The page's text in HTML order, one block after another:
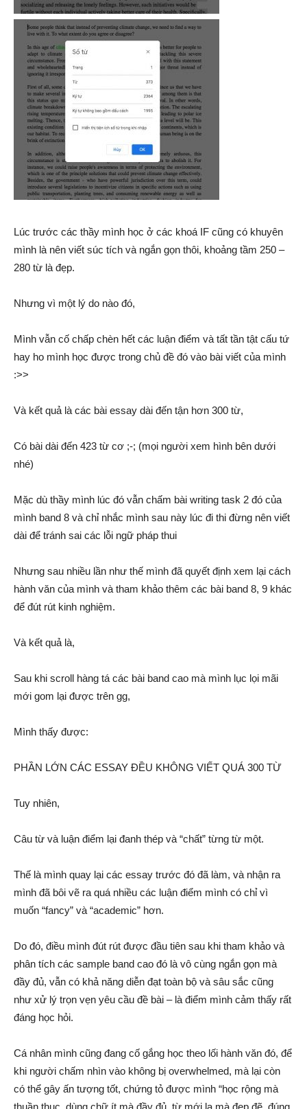
Lúc trước các thầy mình học ở các khoá IF cũng có khuyên
mình là nên viết súc tích và ngắn gọn thôi, khoảng tầm 250 –
280 từ là đẹp.
Nhưng vì một lý do nào đó,
Mình vẫn cố chấp chèn hết các luận điểm và tất tần tật cấu tứ
hay ho mình học được trong chủ đề đó vào bài viết của mình
:>>
Và kết quả là các bài essay dài đến tận hơn 300 từ,
Có bài dài đến 423 từ cơ ;-; (mọi người xem hình bên dưới
nhé)
Mặc dù thầy mình lúc đó vẫn chấm bài writing task 2 đó của
mình band 8 và chỉ nhắc mình sau này lúc đi thi đừng nên viết
dài để tránh sai các lỗi ngữ pháp thui
Nhưng sau nhiều lần như thế mình đã quyết định xem lại cách
hành văn của mình và tham khảo thêm các bài band 8, 9 khác
để đút rút kinh nghiệm.
Và kết quả là,
Sau khi scroll hàng tá các bài band cao mà mình lục lọi mãi
mới gom lại được trên gg,
Mình thấy được:
PHẦN LỚN CÁC ESSAY ĐỀU KHÔNG VIẾT QUÁ 300 TỪ
Tuy nhiên,
Câu từ và luận điểm lại đanh thép và “chất” từng từ một.
Thế là mình quay lại các essay trước đó đã làm, và nhận ra
mình đã bôi vẽ ra quá nhiều các luận điểm mình có chỉ vì
muốn “fancy” và “academic” hơn.
Do đó, điều mình đút rút được đầu tiên sau khi tham khảo và
phân tích các sample band cao đó là vô cùng ngắn gọn mà
đầy đủ, vẫn có khả năng diễn đạt toàn bộ và sâu sắc cũng
như xử lý trọn vẹn yêu cầu đề bài – là điểm mình cảm thấy rất
đáng học hỏi.
Cá nhân mình cũng đang cố gắng học theo lối hành văn đó, để
khi người chấm nhìn vào không bị overwhelmed, mà lại còn
có thể gây ấn tượng tốt, chứng tỏ được mình “học rộng mà
thuần thục, dùng chữ ít mà đầy đủ, từ mới lạ mà đẹp đẽ, đúng